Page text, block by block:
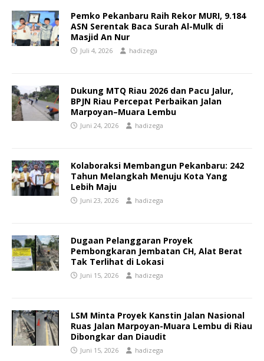
Pemko Pekanbaru Raih Rekor MURI, 9.184
ASN Serentak Baca Surah Al-Mulk di
Masjid An Nur
Juli 4, 2026 hadizega
Dukung MTQ Riau 2026 dan Pacu Jalur,
BPJN Riau Percepat Perbaikan Jalan
Marpoyan–Muara Lembu
Juni 24, 2026 hadizega
Kolaboraksi Membangun Pekanbaru: 242
Tahun Melangkah Menuju Kota Yang
Lebih Maju
Juni 23, 2026 hadizega
Dugaan Pelanggaran Proyek
Pembongkaran Jembatan CH, Alat Berat
Tak Terlihat di Lokasi
Juni 15, 2026 hadizega
LSM Minta Proyek Kanstin Jalan Nasional
Ruas Jalan Marpoyan-Muara Lembu di Riau
Dibongkar dan Diaudit
Juni 15, 2026 hadizega